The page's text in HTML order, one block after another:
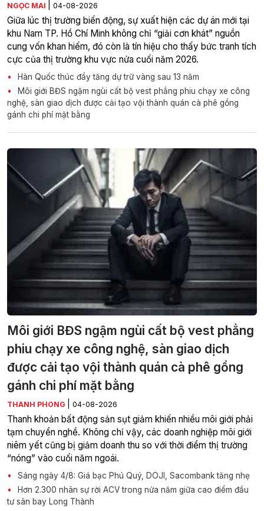
NGỌC MAI 04-08-2026
Giữa lúc thị trường biến động, sự xuất hiện các dự án mới tại
khu Nam TP. Hồ Chí Minh không chỉ “giải cơn khát” nguồn
cung vốn khan hiếm, đó còn là tín hiệu cho thấy bức tranh tích
cực của thị trường khu vực nửa cuối năm 2026.
Hàn Quốc thúc đẩy tăng dự trữ vàng sau 13 năm
Môi giới BĐS ngậm ngùi cất bộ vest phẳng phiu chạy xe công
nghệ, sàn giao dịch được cải tạo vội thành quán cà phê gồng
gánh chi phí mặt bằng
Môi giới BĐS ngậm ngùi cất bộ vest phẳng
phiu chạy xe công nghệ, sàn giao dịch
được cải tạo vội thành quán cà phê gồng
gánh chi phí mặt bằng
THANH PHONG 04-08-2026
Thanh khoản bất động sản sụt giảm khiến nhiều môi giới phải
tạm chuyển nghề. Không chỉ vậy, các doanh nghiệp môi giới
niêm yết cũng bị giảm doanh thu so với thời điểm thị trường
“nóng” vào cuối năm ngoái.
Sáng ngày 4/8: Giá bạc Phú Quý, DOJI, Sacombank tăng nhẹ
Hơn 2.300 nhân sự rời ACV trong nửa năm giữa cao điểm đầu
tư sân bay Long Thành